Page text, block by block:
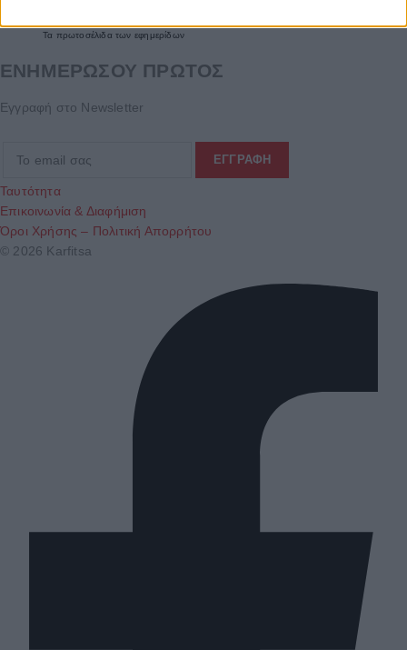
Τα πρωτοσέλιδατων εφημερίδων
ΕΝΗΜΕΡΩΣΟΥ ΠΡΩΤΟΣ
Εγγραφή στο Newsletter
Ταυτότητα
Επικοινωνία & Διαφήμιση
Όροι Χρήσης – Πολιτική Απορρήτου
© 2026 Karfitsa